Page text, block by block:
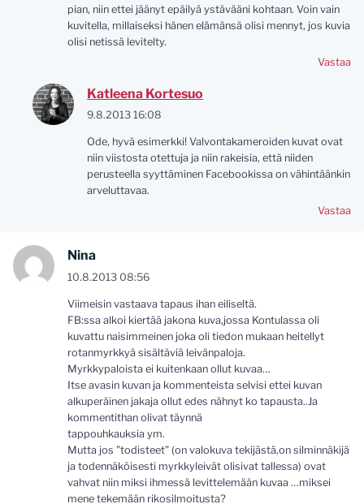
pian, niin ettei jäänyt epäilyä ystävääni kohtaan. Voin vain
kuvitella, millaiseksi hänen elämänsä olisi mennyt, jos kuvia
olisi netissä levitelty.
Vastaa
Katleena Kortesuo
9.8.2013 16:08
Ode, hyvä esimerkki! Valvontakameroiden kuvat ovat
niin viistosta otettuja ja niin rakeisia, että niiden
perusteella syyttäminen Facebookissa on vähintäänkin
arveluttavaa.
Vastaa
Nina
10.8.2013 08:56
Viimeisin vastaava tapaus ihan eiliseltä.
FB:ssa alkoi kiertää jakona kuva,jossa Kontulassa oli
kuvattu naisimmeinen joka oli tiedon mukaan heitellyt
rotanmyrkkyä sisältäviä leivänpaloja.
Myrkkypaloista ei kuitenkaan ollut kuvaa…
Itse avasin kuvan ja kommenteista selvisi ettei kuvan
alkuperäinen jakaja ollut edes nähnyt ko tapausta..Ja
kommentithan olivat täynnä
tappouhkauksia ym.
Mutta jos ”todisteet” (on valokuva tekijästä,on silminnäkijä
ja todennäköisesti myrkkyleivät olisivat tallessa) ovat
vahvat niin miksi ihmessä levittelemään kuvaa …miksei
mene tekemään rikosilmoitusta?